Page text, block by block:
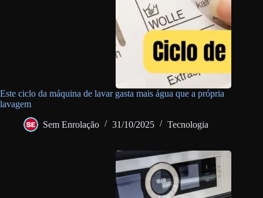
Este ciclo da máquina de lavar gasta mais água que a própria
lavagem
Sem Enrolação 31/10/2025 Tecnologia